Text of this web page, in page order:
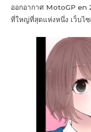
ออกอากาศ MotoGP en
ที่ใหญ่ที่สุดแห่งหนึ่ง เว็บไซ